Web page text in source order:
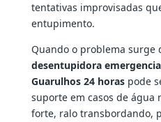
tentativas improvisadas
entupimento.
Quando o problema surge
desentupidora
Guarulhos 24 horaspode
suporte em casos de
forte, ralo transbordando,